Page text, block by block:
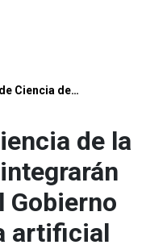
Ciencia de…
de la
Gobierno
artificial